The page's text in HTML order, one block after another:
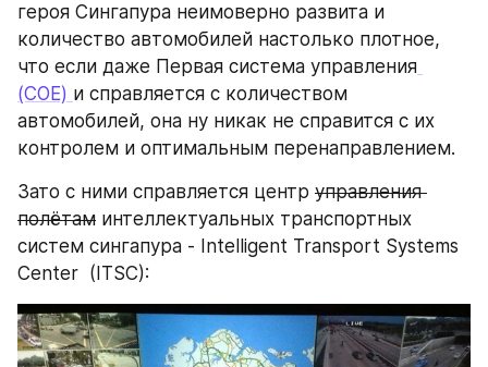
героя Сингапура неимоверно развита и
количество автомобилей настолько плотное,
что если даже Первая система управления
(COE) и справляется с количеством
автомобилей, она ну никак не справится с их
контролем и оптимальным перенаправлением.
Зато с ними справляется центр управления
полётам интеллектуальных транспортных
систем сингапура - Intelligent Transport Systems
Center  (ITSC):